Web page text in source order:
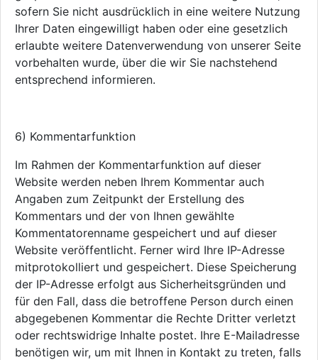
sofern Sie nicht ausdrücklich in eine weitere Nutzung
Ihrer Daten eingewilligt haben oder eine gesetzlich
erlaubte weitere Datenverwendung von unserer Seite
vorbehalten wurde, über die wir Sie nachstehend
entsprechend informieren.
6) Kommentarfunktion
Im Rahmen der Kommentarfunktion auf dieser
Website werden neben Ihrem Kommentar auch
Angaben zum Zeitpunkt der Erstellung des
Kommentars und der von Ihnen gewählte
Kommentatorenname gespeichert und auf dieser
Website veröffentlicht. Ferner wird Ihre IP-Adresse
mitprotokolliert und gespeichert. Diese Speicherung
der IP-Adresse erfolgt aus Sicherheitsgründen und
für den Fall, dass die betroffene Person durch einen
abgegebenen Kommentar die Rechte Dritter verletzt
oder rechtswidrige Inhalte postet. Ihre E-Mailadresse
benötigen wir, um mit Ihnen in Kontakt zu treten, falls